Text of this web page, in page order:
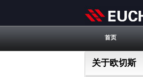
首页
关于欧切斯